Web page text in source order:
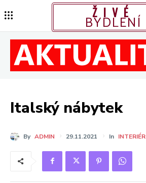
ŽIVÉ
BYDLENÍ
Italský nábytek
By ADMIN 29.11.2021 In INTERIÉR